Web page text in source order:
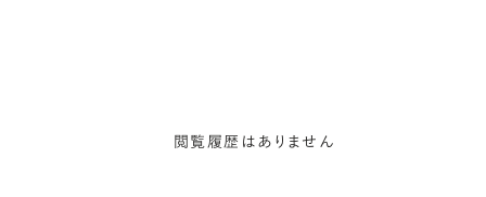
閲覧履歴はありません